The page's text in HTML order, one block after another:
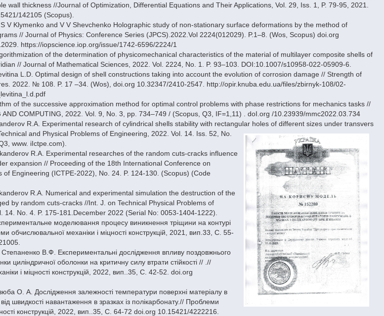
wall thickness //Journal of Optimization, Differential Equations and Their Applications, Vol. 29, Iss. 1, P. 79-95, 2021.
142105 (Scopus).
V Klymenko and V V Shevchenko Holographic study of non-stationary surface deformations by the method of
// Journal of Physics: Conference Series (JPCS).2022.Vol 2224(012029). P.1–8. (Wos, Scopus) doi.org
https://iopscience.iop.org/issue/1742-6596/2224/1
of the determination of physicomechanical characteristics of the material of multilayer composite shells of
// Journal of Mathematical Sciences, 2022. Vol. 2224, No. 1. P. 93–103. DOI:10.1007/s10958-022-05909-6.
L.D. Optimal design of shell constructions taking into account the evolution of corrosion damage // Strength of
2022. № 108. P. 17 –34. (Wos), doi.org 10.32347/2410-2547. http://opir.knuba.edu.ua/files/zbirnyk-108/02-
of the successive approximation method for optimal control problems with phase restrictions for mechanics tasks //
AND COMPUTING, 2022. Vol. 9, No. 3, pp. 734–749 / (Scopus, Q3, IF=1,11) . doI.org /10.23939/mmc2022.03.734
R.А. Experimental research of cylindrical shells stability with rectangular holes of different sizes under transvers
and Physical Problems of Engineering, 2022. Vol. 14. Iss. 52, No.
www. iIctpe.com).
R.А. Experimental researches of the random cuts-cracks influence
expansion // Proceeding of the 18th International Conference on
of Engineering (ICTPE-2022), No. 24. P. 124-130. (Scopus) (Code
R.А. Numerical and experimental simulation the destruction of the
by random cuts-cracks //Int. J. on Technical Physical Problems of
14. No. 4. P. 175-181.December 2022 (Serial No: 0053-1404-1222).
моделювання процесу виникнення тріщини на контурі
обчислювальної механіки і міцності конструкцій, 2021, вип.33, С. 55-
В.Ф. Експериментальні дослідження впливу поздовжнього
циліндричної оболонки на критичну силу втрати стійкості // .//
і міцності конструкцій, 2022, вип..35, С. 42-52. doi.org
О. А. Дослідження залежності температури поверхні матеріалу в
швидкості навантаження в зразках із полікарбонату.// Проблеми
конструкцій, 2022, вип..35, С. 64-72 doi.org 10.15421/4222216.